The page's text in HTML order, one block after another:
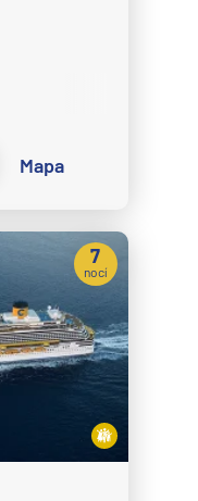
Mapa
7
nocí